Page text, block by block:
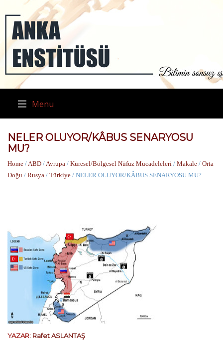
Menu
NELER OLUYOR/KÂBUS SENARYOSU
MU?
Home /ABD /Avrupa / Küresel/Bölgesel Nüfuz Mücadeleleri / Makale / Orta
Doğu / Rusya / Türkiye / NELER OLUYOR/KÂBUS SENARYOSU MU?
YAZAR: Rafet ASLANTAŞ